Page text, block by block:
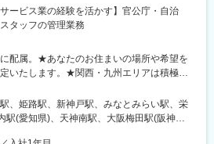
ービス業の経験を活かす】官公庁・自治
タッフの管理業務
配属。★あなたのお住まいの場所や希望を
いたします。★関西・九州エリアは積極採
【関東】東京(23区、八王子市、福生市)、
川口市、さいたま市、熊谷市、越谷市)、千
）【北海道】札幌市【東北】宮城（仙台
、姫路駅、新神戸駅、みなとみらい駅、栄
駅(愛知県)、天神南駅、大阪梅田駅(阪神